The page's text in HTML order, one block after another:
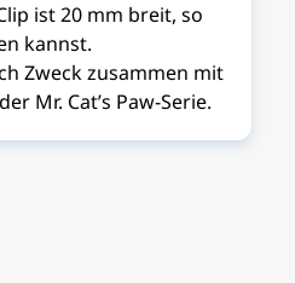
ist 20 mm breit, so
kannst.
Zweck zusammen mit
Mr. Cat’s Paw-Serie.